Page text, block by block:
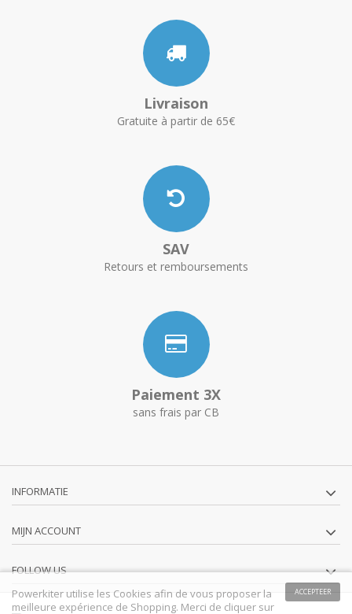
Livraison
Gratuite à partir de 65€
SAV
Retours et remboursements
Paiement 3X
sans frais par CB
INFORMATIE
MIJN ACCOUNT
FOLLOW US
ACCEPTEER
Powerkiter utilise les Cookies afin de vous proposer la
meilleure expérience de Shopping. Merci de cliquer sur